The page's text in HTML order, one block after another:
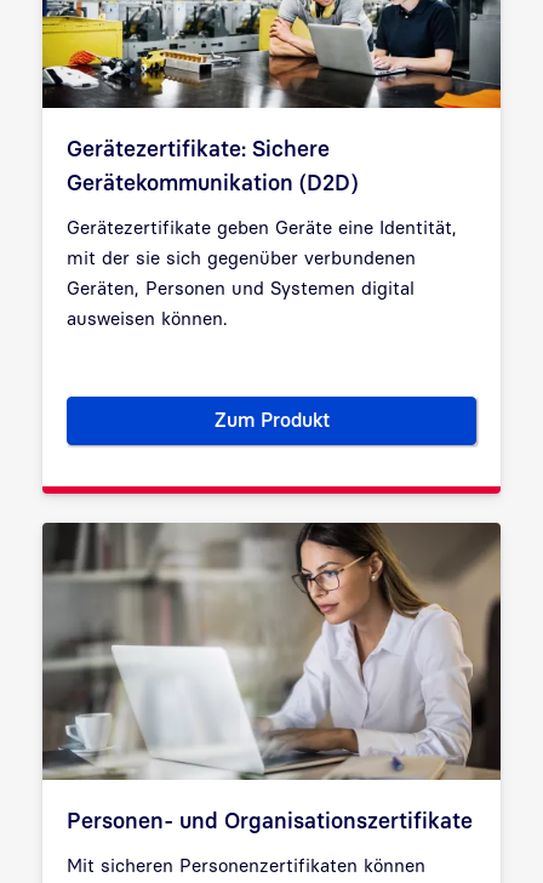
Gerätezertifikate: Sichere
Gerätekommunikation (D2D)
Gerätezertifikate geben Geräte eine Identität,
mit der sie sich gegenüber verbundenen
Geräten, Personen und Systemen digital
ausweisen können.
Zum ProduktGerätezertifikate: Sichere
Personen- und Organisationszertifikate
Mit sicheren Personenzertifikaten können